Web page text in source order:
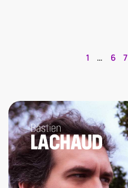
1 … 6 7